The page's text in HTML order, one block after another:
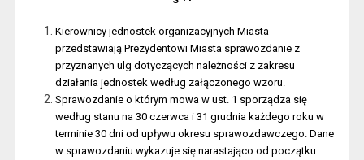
Kierownicy jednostek organizacyjnych Miasta
przedstawiają Prezydentowi Miasta sprawozdanie z
przyznanych ulg dotyczących należności z zakresu
działania jednostek według załączonego wzoru.
Sprawozdanie o którym mowa w ust. 1 sporządza się
według stanu na 30 czerwca i 31 grudnia każdego roku w
terminie 30 dni od upływu okresu sprawozdawczego. Dane
w sprawozdaniu wykazuje się narastająco od początku